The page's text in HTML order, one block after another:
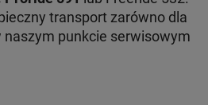
transport zarówno dla
punkcie serwisowym